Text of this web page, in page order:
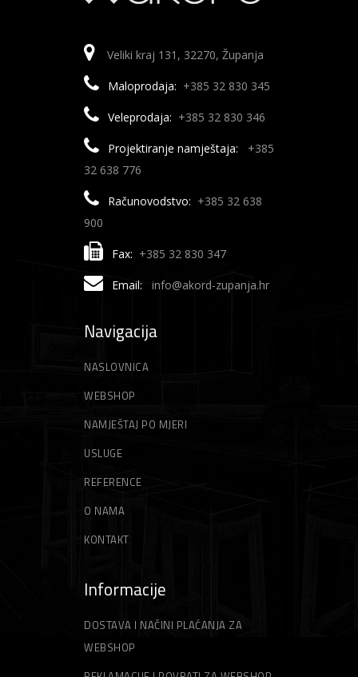
Veliki kraj 131, 32270, Županja
Maloprodaja: +385 32 830 345
Veleprodaja: +385 32 830 346
Projektiranje namještaja:
+385
32 638 776
Računovodstvo: +385 32 638
900
Fax: +385 32 830 347
Email: info@akord-zupanja.hr
Navigacija
NASLOVNICA
WEBSHOP
NAMJEŠTAJ PO MJERI
USLUGE
REFERENCE
O NAMA
KONTAKT
Informacije
DOSTAVA I NAČINI PLAĆANJA ZA
WEBSHOP